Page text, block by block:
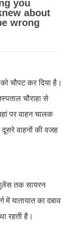
चौपट कर दिया है।
चौराहा से
पर वाहन चालक
वाहनों की वजह
तक सायरन
यातायात का दबाव
रहती है।